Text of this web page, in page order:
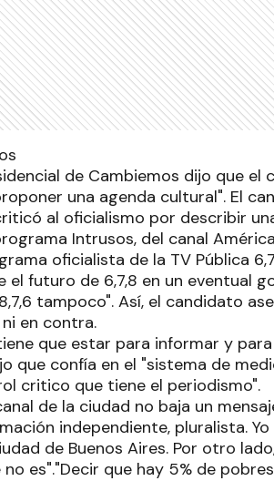
de Cambiemos dijo que el
una agenda cultural". El
al oficialismo por describir
Intrusos, del canal
oficialista de la TV Pública
futuro de 6,7,8 en un eventual
tampoco". Así, el candidato
en contra.
que estar para informar y
que confía en el "sistema de
critico que tiene el periodismo".
de la ciudad no baja un
independiente, pluralista.
de Buenos Aires. Por otro
es"."Decir que hay 5% de